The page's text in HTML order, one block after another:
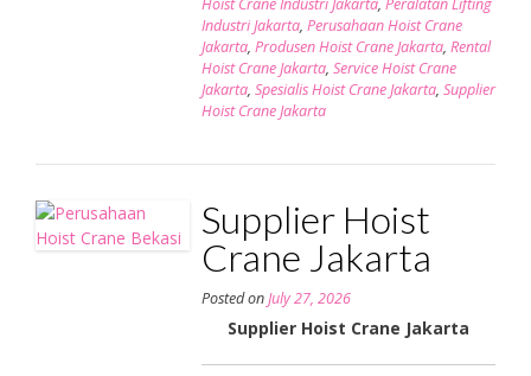
Industri Jakarta, Perusahaan Hoist Crane
Jakarta, Produsen Hoist Crane Jakarta, Rental
Hoist Crane Jakarta, Service Hoist Crane
Jakarta, Spesialis Hoist Crane Jakarta, Supplier
Hoist Crane Jakarta
Supplier Hoist
Crane Jakarta
Posted onJuly 27, 2026
Supplier Hoist Crane Jakarta